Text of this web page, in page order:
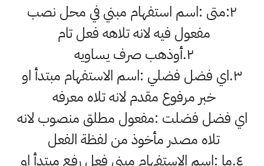
٢:متى :اسم استفهام مبني في محل نصب
مفعول فيه لانه تلاهه فعل تام
٢.أوذهب صرف يساويه
٣.اي فضل فضلي :اسم الاستفهام مبتدأ او
خبر مرفوع مقدم لانه تلاه معرفه
اي فضل فضلت :مفعول مطلق منصوب لانه
تلاه مصدر مأخوذ من لفظة الفعل
٤.ما :اسم الاستفهام مبني فعل رفع مبتدأ او